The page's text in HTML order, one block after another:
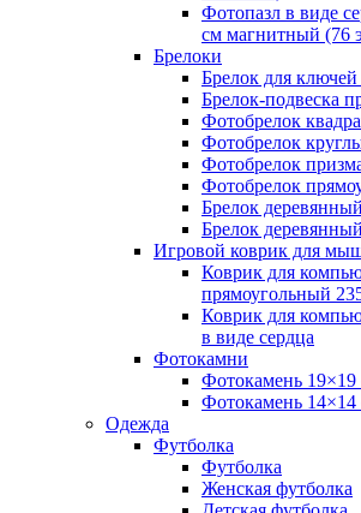
Фотопазл в виде
см магнитный (76
Брелоки
Брелок для
Брелок-подвеска
Фотобрелок
Фотобрелок
Фотобрелок
Фотобрелок
Брелок
Брелок
Игровой коврик для
Коврик для
прямоугольный
Коврик для
в виде сердца
Фотокамни
Фотокамень 19×19
Фотокамень 14×14
Одежда
Футболка
Футболка
Женская футболка